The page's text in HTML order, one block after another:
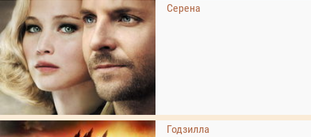
Серена
Годзилла